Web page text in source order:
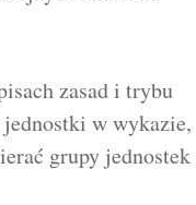
zasad i trybu
w wykazie,
grupy jednostek